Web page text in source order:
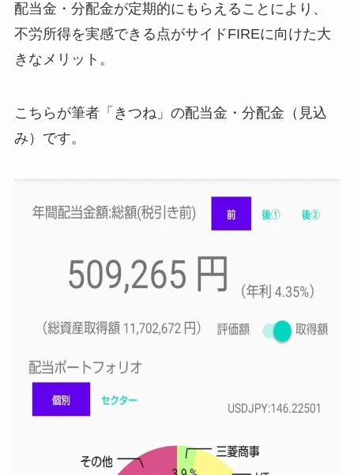
配当金・分配金が定期的にもらえることにより、
不労所得を実感できる点がサイドFIREに向けた大
きなメリット。
こちらが筆者「きつね」の配当金・分配金（見込
み）です。